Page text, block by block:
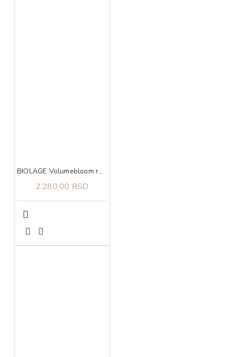
BIOLAGE Volumebloom regenerator 200ml
2.280,00 RSD